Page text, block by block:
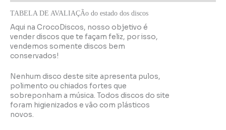
TABELA DE AVALIAÇÃo do estado dos discos
Aqui na CrocoDiscos, nosso objetivo é
vender discos que te façam feliz, por isso,
vendemos somente discos bem
conservados!
Nenhum disco deste site apresenta pulos,
polimento ou chiados fortes que
sobreponham a música. Todos discos do site
foram higienizados e vão com plásticos
novos.